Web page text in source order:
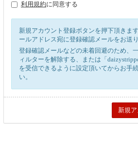
利用規約に同意する
新規アカウント登録ボタンを押下頂きま
ールアドレス宛に登録確認メールをお送り
登録確認メールなどの未着回避のため、
ィルターを解除する、または「
を受信できるように設定頂いてからお手
い。